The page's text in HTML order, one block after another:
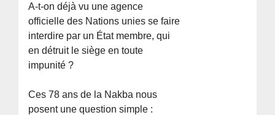
A-t-on déjà vu une agence
officielle des Nations unies se faire
interdire par un État membre, qui
en détruit le siège en toute
impunité ?
Ces 78 ans de la Nakba nous
posent une question simple :